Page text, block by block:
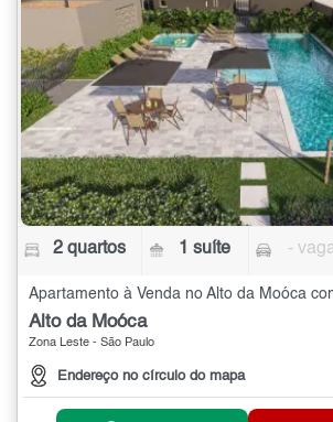
2 quartos 1 suíte -
Apartamento à Venda no Alto da Moóca
Alto da Moóca
Zona Leste - São Paulo
Endereço no círculo do mapa